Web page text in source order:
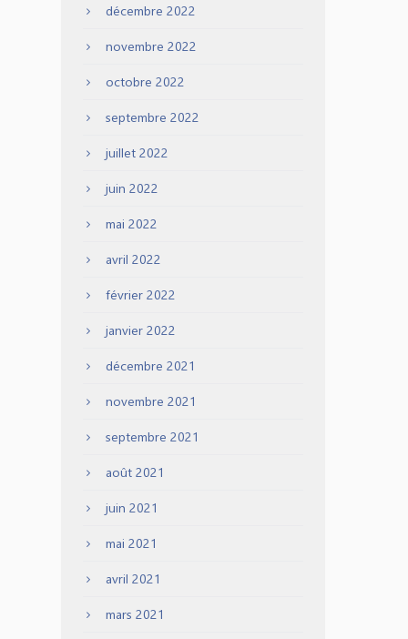
décembre 2022
novembre 2022
octobre 2022
septembre 2022
juillet 2022
juin 2022
mai 2022
avril 2022
février 2022
janvier 2022
décembre 2021
novembre 2021
septembre 2021
août 2021
juin 2021
mai 2021
avril 2021
mars 2021